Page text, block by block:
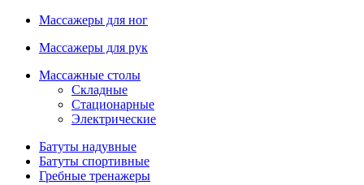
Массажеры для ног
Массажеры для рук
Массажные столы
Складные
Стационарные
Электрические
Батуты надувные
Батуты спортивные
Гребные тренажеры